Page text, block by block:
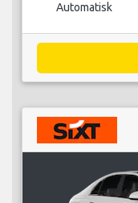
Automatisk